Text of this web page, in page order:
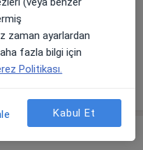
zaman ayarlardan
fazla bilgi için
Politikası.
Kabul Et